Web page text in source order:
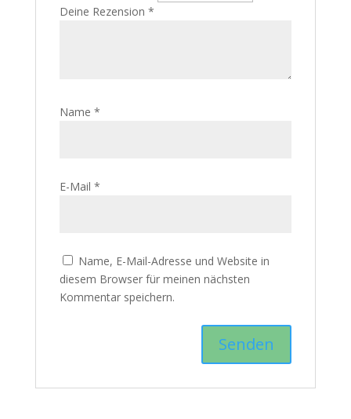
Deine Rezension *
Name *
E-Mail *
Name, E-Mail-Adresse und Website in
diesem Browser für meinen nächsten
Kommentar speichern.